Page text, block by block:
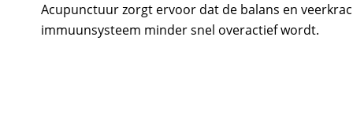
Acupunctuur zorgt ervoor dat de balans en
immuunsysteem minder snel overactief wordt.